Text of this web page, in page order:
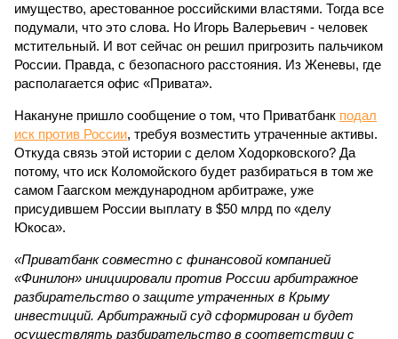
имущество, арестованное российскими властями. Тогда все
подумали, что это слова. Но Игорь Валерьевич - человек
мстительный. И вот сейчас он решил пригрозить пальчиком
России. Правда, с безопасного расстояния. Из Женевы, где
располагается офис «Привата».
Накануне пришло сообщение о том, что Приватбанк подал
иск против России, требуя возместить утраченные активы.
Откуда связь этой истории с делом Ходорковского? Да
потому, что иск Коломойского будет разбираться в том же
самом Гаагском международном арбитраже, уже
присудившем России выплату в $50 млрд по «делу
Юкоса».
«Приватбанк совместно с финансовой компанией
«Финилон» инициировали против России арбитражное
разбирательство о защите утраченных в Крыму
инвестиций. Арбитражный суд сформирован и будет
осуществлять разбирательство в соответствии с